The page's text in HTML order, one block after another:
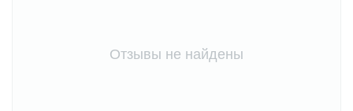
Отзывы не найдены